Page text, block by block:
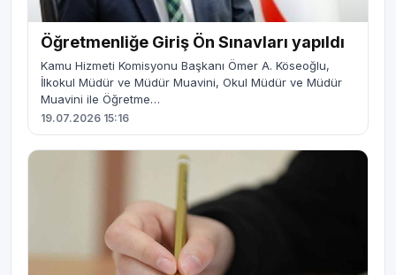
Öğretmenliğe Giriş Ön Sınavları yapıldı
Kamu Hizmeti Komisyonu Başkanı Ömer A. Köseoğlu,
İlkokul Müdür ve Müdür Muavini, Okul Müdür ve Müdür
Muavini ile Öğretme…
19.07.2026 15:16